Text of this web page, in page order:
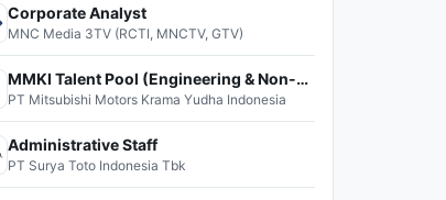
Corporate Analyst
MNC Media 3TV (RCTI, MNCTV, GTV)
MMKI Talent Pool (Engineering & Non-Engineering)
PT Mitsubishi Motors Krama Yudha Indonesia
Administrative Staff
PT Surya Toto Indonesia Tbk